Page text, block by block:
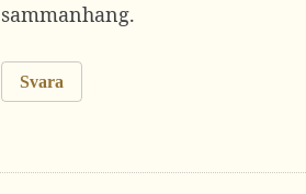
sammanhang.
Svara